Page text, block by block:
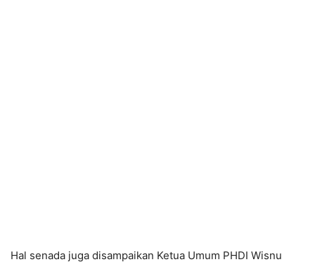
Hal senada juga disampaikan Ketua Umum PHDI Wisnu